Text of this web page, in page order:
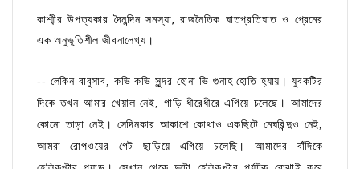
কাশ্মীর উপত্যকার দৈনন্দিন সমস্যা, রাজনৈতিক ঘাতপ্রতিঘাত ও প্রেমের
এক অনুভূতিশীল জীবনালেখ্য।
-- লেকিন বাবুসাব, কভি কভি সুন্দর হোনা ভি গুনাহ হোতি হ্যায়। যুবকটির
দিকে তখন আমার খেয়াল নেই, গাড়ি ধীরেধীরে এগিয়ে চলেছে। আমাদের
কোনো তাড়া নেই। সেদিনকার আকাশে কোথাও একছিটে মেঘবিন্দুও নেই,
আমরা রোপওয়ের গেট ছাড়িয়ে এগিয়ে চলেছি। আমাদের বাঁদিকে